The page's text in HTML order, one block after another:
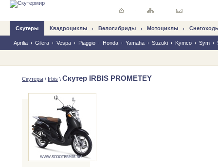
Скутеры
Aprilia Gilera Vespa Piaggio Honda Yamaha Suzuki Kymco Sym
Квадроциклы Велогибриды Mотоциклы
Скутеры \ Irbis \ Скутер IRBIS PROMETEY